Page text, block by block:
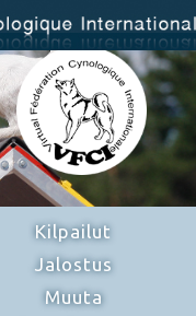
Kilpailut
Jalostus
Muuta